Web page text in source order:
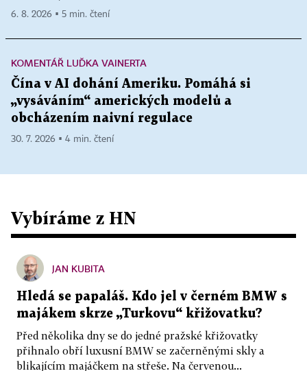
6. 8. 2026 ▪ 5 min. čtení
KOMENTÁŘ LUĎKA VAINERTA
Čína v AI dohání Ameriku. Pomáhá si
„vysáváním“ amerických modelů a
obcházením naivní regulace
30. 7. 2026 ▪ 4 min. čtení
Vybíráme z HN
JAN KUBITA
Hledá se papaláš. Kdo jel v černém BMW s
majákem skrze „Turkovu“ křižovatku?
Před několika dny se do jedné pražské křižovatky
přihnalo obří luxusní BMW se začerněnými skly a
blikajícím majáčkem na střeše. Na červenou...